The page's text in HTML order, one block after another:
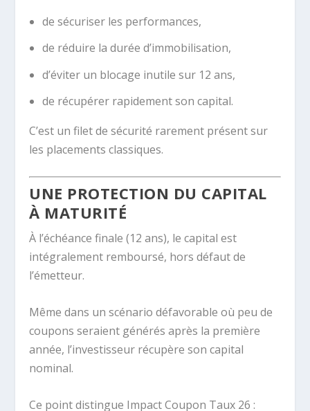
de sécuriser les performances,
de réduire la durée d’immobilisation,
d’éviter un blocage inutile sur 12 ans,
de récupérer rapidement son capital.
C’est un filet de sécurité rarement présent sur
les placements classiques.
UNE PROTECTION DU CAPITAL
À MATURITÉ
À l’échéance finale (12 ans), le capital est
intégralement remboursé, hors défaut de
l’émetteur.
Même dans un scénario défavorable où peu de
coupons seraient générés après la première
année, l’investisseur récupère son capital
nominal.
Ce point distingue Impact Coupon Taux 26 :